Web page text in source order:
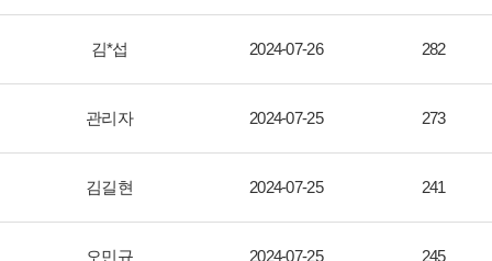
김*섭 2024-07-26 282
관리자 2024-07-25 273
김길현 2024-07-25 241
오민규 2024-07-25 245